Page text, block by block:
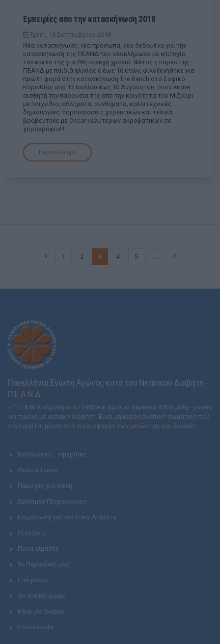
Εμπειρίες απο την κατασκήνωση 2018
Τρίτη, 18 Σεπτεμβρίου 2018
Νέα κατασκήνωση, νέα πρόσωπα, νέα δεδομένα για την
κατασκήνωση της ΠΕΑΝΔ που ολοκλήρωσε με επιτυχία
τον κύκλο της για 28η συνεχή χρονιά. Φέτος η παρέα της
ΠΕΑΝΔ με παιδιά ηλικίας 6 έως 16 ετών, φιλοξενήθηκε για
πρώτη φορά στην κατασκήνωση The Ranch στο Σοφικό
Κορινθίας από 15 Ιουλίου έως 10 Αυγούστου, όπου έκανε
αισθητή την παρουσία της από την κοινότητα του Μιζούρι
με παιχνίδια, αθλήματα, συνθήματα, καλλιτεχνικές
δημιουργίες, παρουσιάσεις χορευτικών και τελικά
βραβεύτηκε με Oscar καλύτερων ακροβατικών σε
χορογραφία!!!
Περισσότερα
1 2 3 4 5
Πανελλήνια Ένωση Αγώνος κατά του Νεανικού Διαβήτη -
Π.Ε.Α.Ν.Δ.
Η Π.Ε.Α.Ν.Δ. ιδρύθηκε το 1983 και αριθμεί περίπου 4.000 μέλη - γονείς
και παιδιά με νεανικό διαβήτη. Είναι μη κερδοσκοπικό σωματείο που
συντηρείται μόνον από τις εισφορές των μελών της και δωρεές.
Εκδηλώσεις - Ημερίδες
Δελτία Τύπου
Παροχές για Μέλη
Χρήσιμες Πληροφορίες
Ενημέρωση για τον Σακχ.Διαβήτη
Εξελίξεις
Ποιοι είμαστε
Το Περιοδικό μας
Γίνε μέλος
On-line πληρωμή
Κάνε μία δωρεά
Επικοινωνία